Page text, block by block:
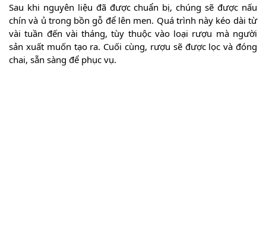
Sau khi nguyên liệu đã được chuẩn bị, chúng sẽ được nấu
chín và ủ trong bồn gỗ để lên men. Quá trình này kéo dài từ
vài tuần đến vài tháng, tùy thuộc vào loại rượu mà người
sản xuất muốn tạo ra. Cuối cùng, rượu sẽ được lọc và đóng
chai, sẵn sàng để phục vụ.